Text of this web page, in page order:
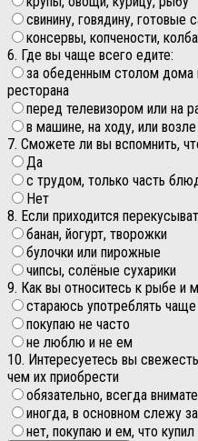
свинину, говядину, готовые
консервы, копчености,
6. Где вы чаще всего едите:
за обеденным столом дома
ресторана
перед телевизором или на
в машине, на ходу, или
7. Сможете ли вы вспомнить,
Да
с трудом, только часть
Нет
8. Если приходится
банан, йогурт, творожки
булочки или пирожные
чипсы, солёные сухарики
9. Как вы относитесь к рыбе и
стараюсь употреблять чаще
покупаю не часто
не люблю и не ем
10. Интересуетесь вы
чем их приобрести
обязательно, всегда
иногда, в основном слежу
нет, покупаю и ем, что купил